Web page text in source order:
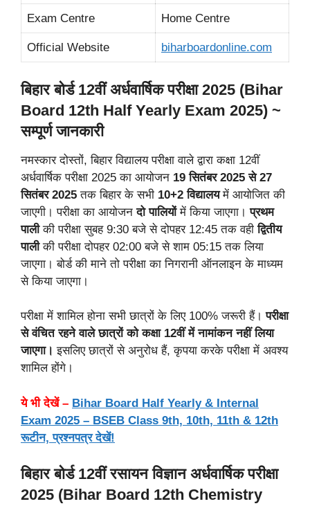
Exam Centre Home Centre
Official Website biharboardonline.com
बिहार बोर्ड 12वीं अर्धवार्षिक परीक्षा 2025 (Bihar
Board 12th Half Yearly Exam 2025) ~
सम्पूर्ण जानकारी
नमस्कार दोस्तों, बिहार विद्यालय परीक्षा वाले द्वारा कक्षा 12वीं
अर्धवार्षिक परीक्षा 2025 का आयोजन 19 सितंबर 2025 से 27
सितंबर 2025 तक बिहार के सभी 10+2 विद्यालयमें आयोजित की
जाएगी। परीक्षा का आयोजन दो पालियोंमें किया जाएगा।प्रथम
पालीकी परीक्षा सुबह 9:30 बजे से दोपहर 12:45 तक वहीद्वितीय
पालीकी परीक्षा दोपहर 02:00 बजे से शाम 05:15 तक लिया
जाएगा। बोर्ड की माने तो परीक्षा का निगरानी ऑनलाइन के माध्यम
से किया जाएगा।
परीक्षा में शामिल होना सभी छात्रों के लिए 100% जरूरी हैं।परीक्षा
से वंचित रहने वाले छात्रों को कक्षा 12वीं में नामांकन नहीं लिया
जाएगा। इसलिए छात्रों से अनुरोध हैं, कृपया करके परीक्षा में अवश्य
शामिल होंगे।
ये भी देखें – Bihar Board Half Yearly & Internal
Exam 2025 – BSEB Class 9th, 10th, 11th & 12th
रूटीन, प्रश्नपत्र देखें!
बिहार बोर्ड 12वीं रसायन विज्ञान अर्धवार्षिक परीक्षा
2025 (Bihar Board 12th Chemistry